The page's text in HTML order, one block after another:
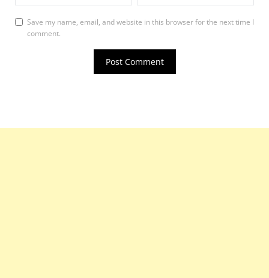
Save my name, email, and website in this browser for the next time I
comment.